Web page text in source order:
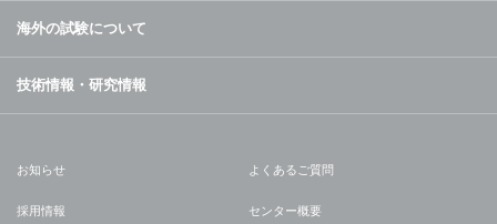
海外の試験について
技術情報・研究情報
お知らせ よくあるご質問
採用情報 センター概要